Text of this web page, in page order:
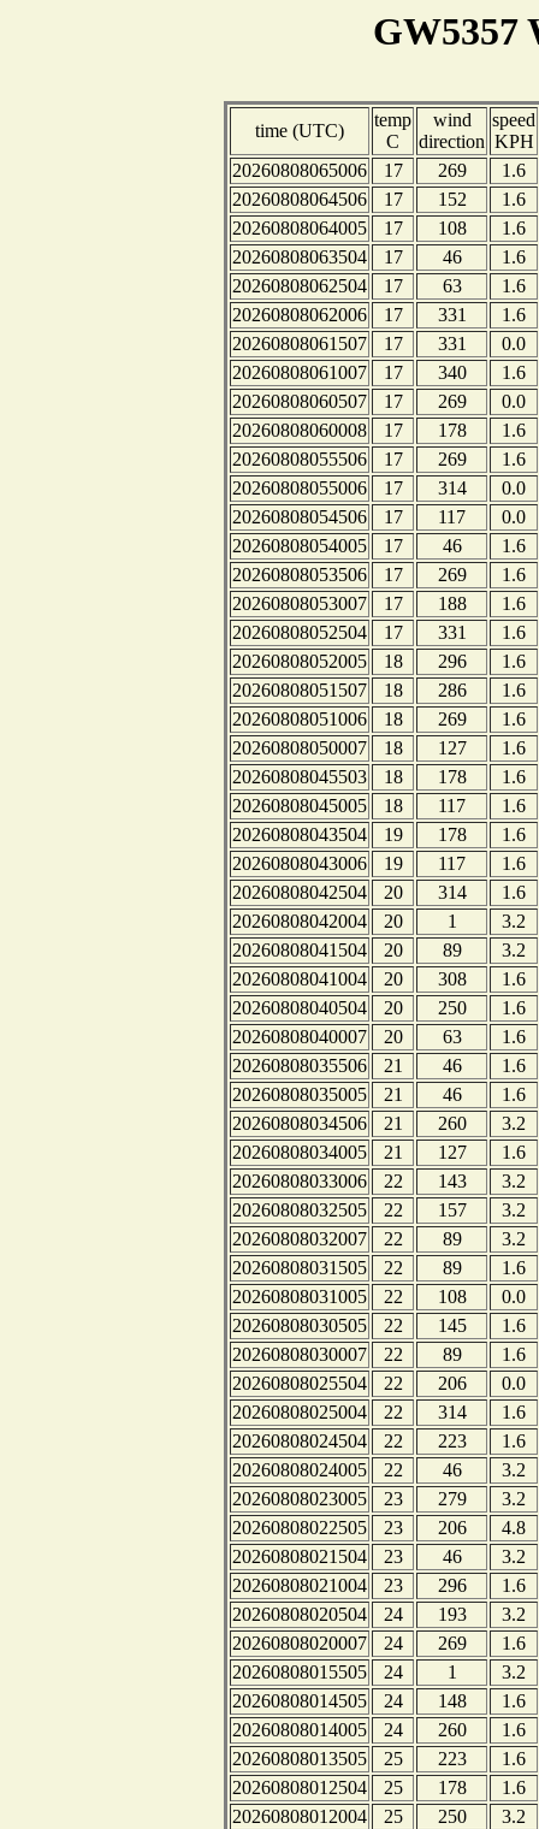
GW5357
time (UTC)
temp
C
wind
direction
speed
KPH
20260808065006
17 269
1.6
20260808064506
17 152
1.6
20260808064005
17 108
1.6
20260808063504
17 46
1.6
20260808062504
17 63
1.6
20260808062006
17 331
1.6
20260808061507
17 331
0.0
20260808061007
17 340
1.6
20260808060507
17 269
0.0
20260808060008
17 178
1.6
20260808055506
17 269
1.6
20260808055006
17 314
0.0
20260808054506
17 117
0.0
20260808054005
17 46
1.6
20260808053506
17 269
1.6
20260808053007
17 188
1.6
20260808052504
17 331
1.6
20260808052005
18 296
1.6
20260808051507
18 286
1.6
20260808051006
18 269
1.6
20260808050007
18 127
1.6
20260808045503
18 178
1.6
20260808045005
18 117
1.6
20260808043504
19 178
1.6
20260808043006
19 117
1.6
20260808042504
20 314
1.6
20260808042004
20 1
3.2
20260808041504
20 89
3.2
20260808041004
20 308
1.6
20260808040504
20 250
1.6
20260808040007
20 63
1.6
20260808035506
21 46
1.6
20260808035005
21 46
1.6
20260808034506
21 260
3.2
20260808034005
21 127
1.6
20260808033006
22 143
3.2
20260808032505
22 157
3.2
20260808032007
22 89
3.2
20260808031505
22 89
1.6
20260808031005
22 108
0.0
20260808030505
22 145
1.6
20260808030007
22 89
1.6
20260808025504
22 206
0.0
20260808025004
22 314
1.6
20260808024504
22 223
1.6
20260808024005
22 46
3.2
20260808023005
23 279
3.2
20260808022505
23 206
4.8
20260808021504
23 46
3.2
20260808021004
23 296
1.6
20260808020504
24 193
3.2
20260808020007
24 269
1.6
20260808015505
24 1
3.2
20260808014505
24 148
1.6
20260808014005
24 260
1.6
20260808013505
25 223
1.6
20260808012504
25 178
1.6
20260808012004
25 250
3.2